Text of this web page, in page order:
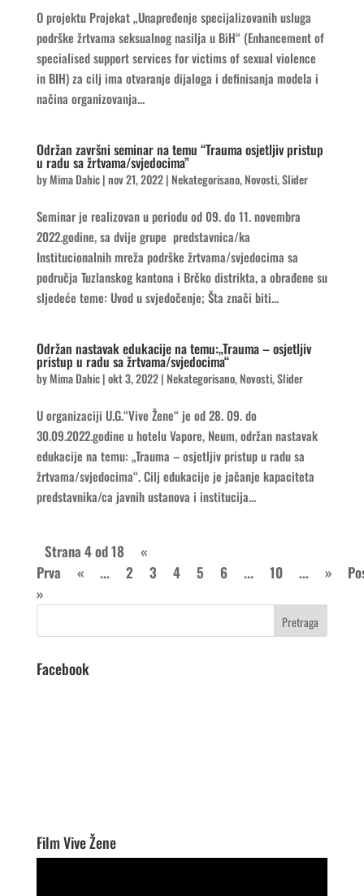
O projektu Projekat „Unapređenje specijalizovanih usluga
podrške žrtvama seksualnog nasilja u BiH“ (Enhancement of
specialised support services for victims of sexual violence
in BIH) za cilj ima otvaranje dijaloga i definisanja modela i
načina organizovanja...
Održan završni seminar na temu “Trauma osjetljiv pristup
u radu sa žrtvama/svjedocima”
byMima Dahic|nov 21, 2022| Nekategorisano,Novosti,Slider
Seminar je realizovan u periodu od 09. do 11. novembra
2022.godine, sa dvije grupe predstavnica/ka
Institucionalnih mreža podrške žrtvama/svjedocima sa
područja Tuzlanskog kantona i Brčko distrikta, a obrađene su
sljedeće teme: Uvod u svjedočenje; Šta znači biti...
Održan nastavak edukacije na temu:„Trauma – osjetljiv
pristup u radu sa žrtvama/svjedocima“
byMima Dahic|okt 3, 2022| Nekategorisano,Novosti,Slider
U organizaciji U.G.“Vive Žene“ je od 28. 09. do
30.09.2022.godine u hotelu Vapore, Neum, održan nastavak
edukacije na temu: „Trauma – osjetljiv pristup u radu sa
žrtvama/svjedocima“. Cilj edukacije je jačanje kapaciteta
predstavnika/ca javnih ustanova i institucija...
Strana 4 od 18
«
Prva
« ... 2 3 4 5 6 ... 10 ... »
»
Facebook
Film Vive Žene